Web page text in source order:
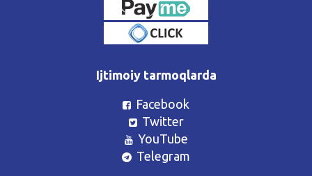
Ijtimoiy tarmoqlarda
Facebook
Twitter
YouTube
Telegram